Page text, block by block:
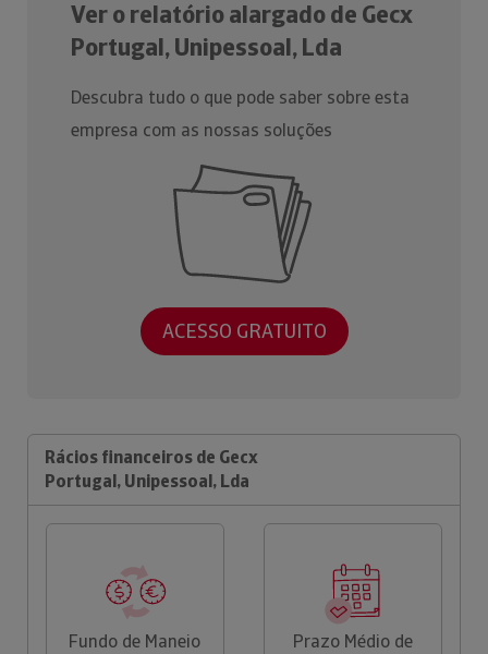
Ver o relatório alargado de Gecx
Portugal, Unipessoal, Lda
Descubra tudo o que pode saber sobre esta
empresa com as nossas soluções
ACESSO GRATUITO
Rácios financeiros de Gecx
Portugal, Unipessoal, Lda
Fundo de Maneio
Prazo Médio de